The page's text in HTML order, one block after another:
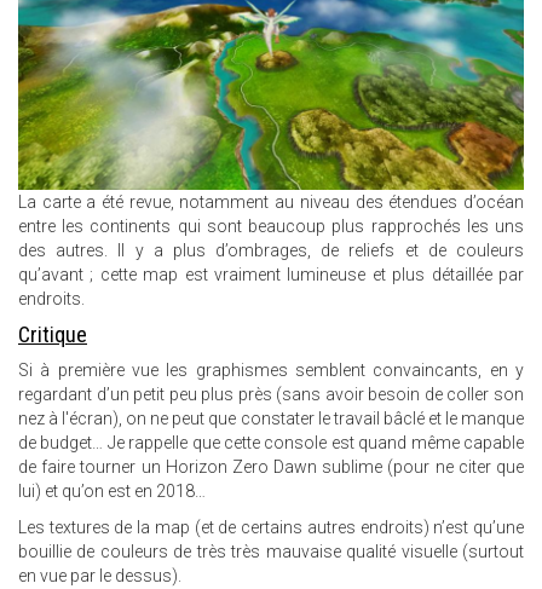
La carte a été revue, notamment au niveau des étendues d’océan
entre les continents qui sont beaucoup plus rapprochés les uns
des autres. Il y a plus d’ombrages, de reliefs et de couleurs
qu’avant ; cette map est vraiment lumineuse et plus détaillée par
endroits.
Critique
Si à première vue les graphismes semblent convaincants, en y
regardant d’un petit peu plus près (sans avoir besoin de coller son
nez à l'écran), on ne peut que constater le travail bâclé et le manque
de budget… Je rappelle que cette console est quand même capable
de faire tourner un Horizon Zero Dawn sublime (pour ne citer que
lui) et qu’on est en 2018…
Les textures de la map (et de certains autres endroits) n’est qu’une
bouillie de couleurs de très très mauvaise qualité visuelle (surtout
en vue par le dessus).